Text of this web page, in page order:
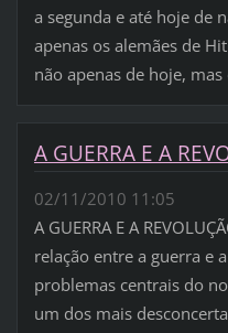
a segunda e até hoje de
apenas os alemães de
não apenas de hoje,
A GUERRA E A
02/11/2010 11:05
A GUERRA E A
relação entre a guerra e
problemas centrais do
um dos mais